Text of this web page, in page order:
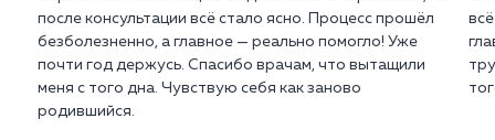
после консультации всё стало ясно. Процесс прошёл
безболезненно, а главное — реально помогло! Уже
почти год держусь. Спасибо врачам, что вытащили
меня с того дна. Чувствую себя как заново
родившийся.